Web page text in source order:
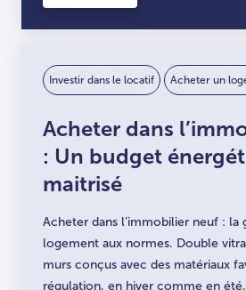
Investir dans le locatif Acheter un
Acheter dans
: Un budget
maitrisé
Acheter dans l’immobilier neuf : la
logement aux normes. Double
murs conçus avec des matériaux
régulation, en hiver comme en